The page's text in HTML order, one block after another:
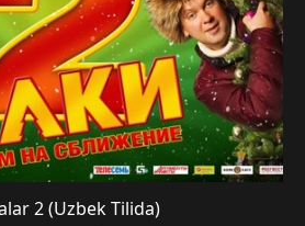
2 (Uzbek Tilida)